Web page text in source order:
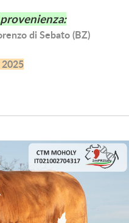
di Sebato (BZ)
2025